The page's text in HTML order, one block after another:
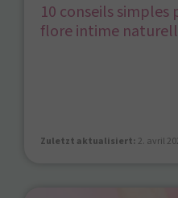
10 conseils
flore intime
Zuletzt aktualisiert: 2. avril